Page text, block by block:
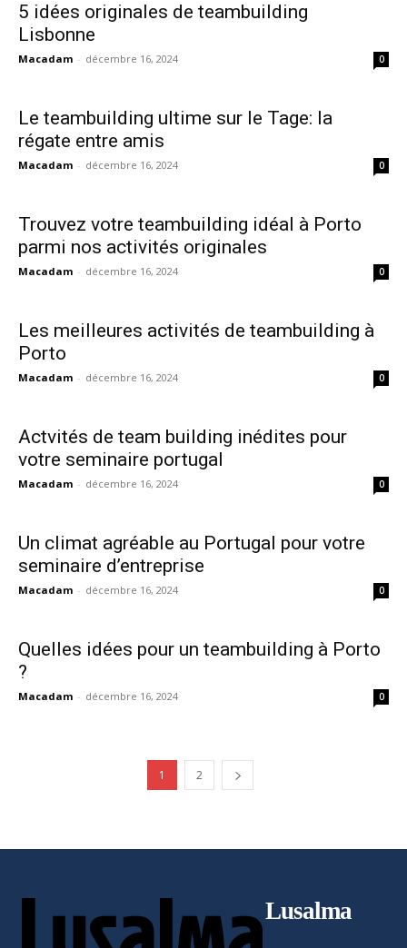
5 idées originales de teambuilding
Lisbonne
Macadam - décembre 16, 2024 0
Le teambuilding ultime sur le Tage: la
régate entre amis
Macadam - décembre 16, 2024 0
Trouvez votre teambuilding idéal à Porto
parmi nos activités originales
Macadam - décembre 16, 2024 0
Les meilleures activités de teambuilding à
Porto
Macadam - décembre 16, 2024 0
Actvités de team building inédites pour
votre seminaire portugal
Macadam - décembre 16, 2024 0
Un climat agréable au Portugal pour votre
seminaire d’entreprise
Macadam - décembre 16, 2024 0
Quelles idées pour un teambuilding à Porto
?
Macadam - décembre 16, 2024 0
1 2
Lusalma